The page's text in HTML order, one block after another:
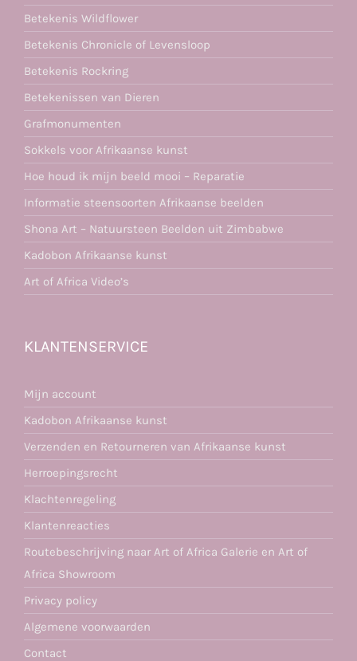
Betekenis Wildflower
Betekenis Chronicle of Levensloop
Betekenis Rockring
Betekenissen van Dieren
Grafmonumenten
Sokkels voor Afrikaanse kunst
Hoe houd ik mijn beeld mooi – Reparatie
Informatie steensoorten Afrikaanse beelden
Shona Art – Natuursteen Beelden uit Zimbabwe
Kadobon Afrikaanse kunst
Art of Africa Video’s
KLANTENSERVICE
Mijn account
Kadobon Afrikaanse kunst
Verzenden en Retourneren van Afrikaanse kunst
Herroepingsrecht
Klachtenregeling
Klantenreacties
Routebeschrijving naar Art of Africa Galerie en Art of
Africa Showroom
Privacy policy
Algemene voorwaarden
Contact